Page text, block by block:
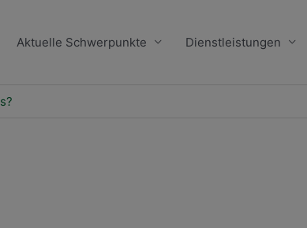
Aktuelle Schwerpunkte Dienstleistungen